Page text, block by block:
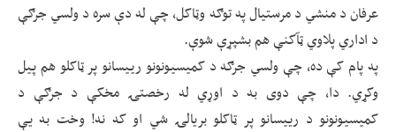
عرفان د منشي د مرستیال په توګه وټاکل، چې له دې سره د ولسي جرګې
د اداري پلاوي ټآکنې هم بشپړې شوې.
په پام کې ده، چې ولسي جرګه د کمیسیونونو رييسانو پر ټاکلو هم پیل
وکړي. دا، چې دوی به د اوړي له رخصتۍ مخکې د جرګې د
کمیسیونونو د رییسانو پر ټاکلو بریالۍ شي او که نه! وخت به یې